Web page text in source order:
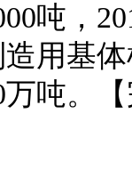
吨，
用基
吨。